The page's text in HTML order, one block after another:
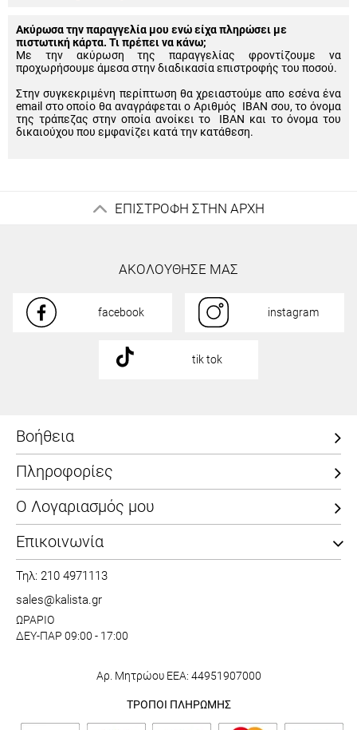
Ακύρωσα την παραγγελία μου ενώ είχα πληρώσει με
πιστωτική κάρτα. Τι πρέπει να κάνω;
Με την ακύρωση της παραγγελίας φροντίζουμε να
προχωρήσουμε άμεσα στην διαδικασία επιστροφής του ποσού.
Στην συγκεκριμένη περίπτωση θα χρειαστούμε απο εσένα ένα
email στο οποίο θα αναγράφεται ο Αριθμός IBAN σου, το όνομα
της τράπεζας στην οποία ανοίκει το IBAN και το όνομα του
δικαιούχου που εμφανίζει κατά την κατάθεση.
ΕΠΙΣΤΡΟΦΗ ΣΤΗΝ ΑΡΧΗ
ΑΚΟΛΟΥΘΗΣΕ ΜΑΣ
facebook instagram
tik tok
Βοήθεια
Πληροφορίες
Ο Λογαριασμός μου
Επικοινωνία
Τηλ: 210 4971113
sales@kalista.gr
ΩΡΑΡΙΟ
ΔΕΥ-ΠΑΡ 09:00 - 17:00
Αρ. Μητρώου ΕΕΑ: 44951907000
ΤΡΟΠΟΙ ΠΛΗΡΩΜΗΣ